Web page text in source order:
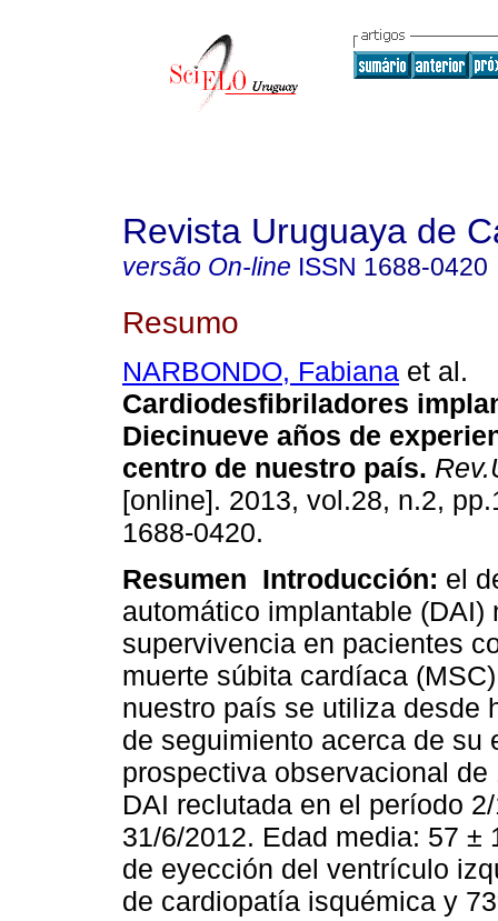
Revista Uruguaya de
versão On-line ISSN 1688-0420
Resumo
NARBONDO, Fabiana et al.
Cardiodesfibriladores
Diecinueve años de
centro de nuestro país.
[online]. 2013, vol.28, n.2,
1688-0420.
Resumen Introducción: el
automático implantable (DAI)
supervivencia en pacientes
muerte súbita cardíaca
nuestro país se utiliza desde
de seguimiento acerca de su
prospectiva observacional
DAI reclutada en el período
31/6/2012. Edad media: 57 ±
de eyección del ventrículo
de cardiopatía isquémica y